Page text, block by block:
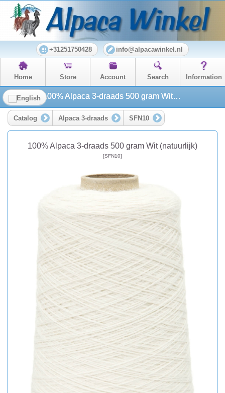
+31251750428 info@alpacawinkel.nl
Home Store Account Search Information
100% Alpaca 3-draads 500 gram Wit (natuurlijk)
Catalog Alpaca 3-draads SFN10
100% Alpaca 3-draads 500 gram Wit (natuurlijk)
[SFN10]